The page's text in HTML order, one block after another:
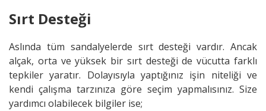
Sırt Desteği
Aslında tüm sandalyelerde sırt desteği vardır. Ancak
alçak, orta ve yüksek bir sırt desteği de vücutta farklı
tepkiler yaratır. Dolayısıyla yaptığınız işin niteliği ve
kendi çalışma tarzınıza göre seçim yapmalısınız. Size
yardımcı olabilecek bilgiler ise;